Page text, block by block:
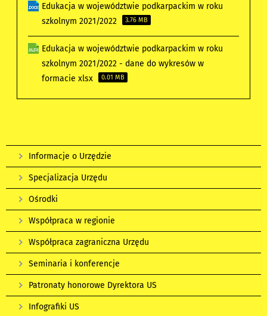
Edukacja w województwie podkarpackim w roku
szkolnym 2021/2022
3.76 MB
Edukacja w województwie podkarpackim w roku
szkolnym 2021/2022 - dane do wykresów w
formacie xlsx
0.01 MB
Informacje o Urzędzie
Specjalizacja Urzędu
Ośrodki
Współpraca w regionie
Współpraca zagraniczna Urzędu
Seminaria i konferencje
Patronaty honorowe Dyrektora US
Infografiki US